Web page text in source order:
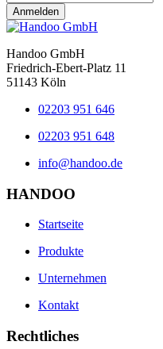
Anmelden
Handoo GmbH
Friedrich-Ebert-Platz 11
51143 Köln
02203 951 646
02203 951 648
info@handoo.de
HANDOO
Startseite
Produkte
Unternehmen
Kontakt
Rechtliches